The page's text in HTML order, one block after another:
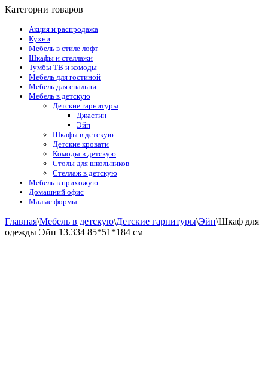
Категории товаров
Акция и распродажа
Кухни
Мебель в стиле лофт
Шкафы и стеллажи
Тумбы ТВ и комоды
Мебель для гостиной
Мебель для спальни
Мебель в детскую
Детские гарнитуры
Джастин
Эйп
Шкафы в детскую
Детские кровати
Комоды в детскую
Столы для школьников
Стеллаж в детскую
Мебель в прихожую
Домашний офис
Малые формы
Главная\Мебель в детскую\Детские гарнитуры\Эйп\Шкаф для
одежды Эйп 13.334 85*51*184 см